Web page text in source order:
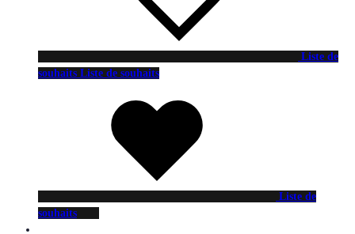
Liste de
souhaits Liste de souhaits
Liste de
souhaits